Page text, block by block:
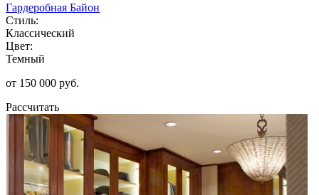
Гардеробная Байон
Стиль:
Классический
Цвет:
Темный
от 150 000 руб.
Рассчитать